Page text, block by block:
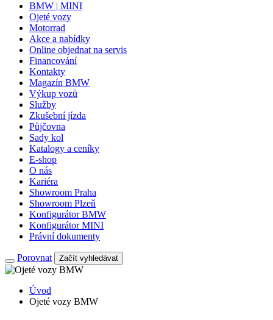
BMW | MINI
Ojeté vozy
Motorrad
Akce a nabídky
Online objednat na servis
Financování
Kontakty
Magazín BMW
Výkup vozů
Služby
Zkušební jízda
Půjčovna
Sady kol
Katalogy a ceníky
E-shop
O nás
Kariéra
Showroom Praha
Showroom Plzeň
Konfigurátor BMW
Konfigurátor MINI
Právní dokumenty
Porovnat Začít vyhledávat
Úvod
Ojeté vozy BMW